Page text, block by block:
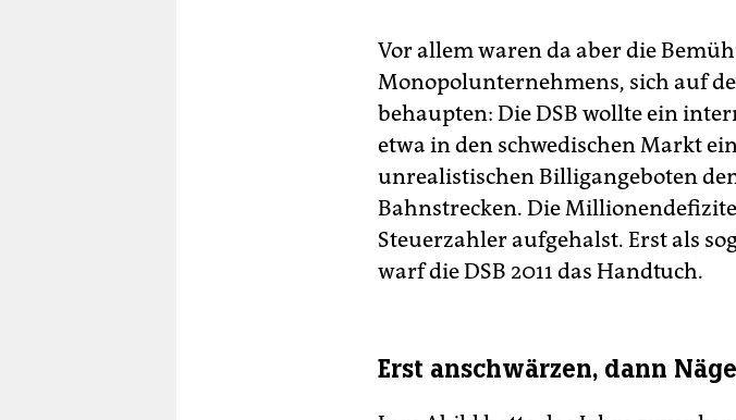
Vor allem waren da aber die
Monopolunternehmens, sich auf
behaupten: Die DSB wollte ein
etwa in den schwedischen Markt
unrealistischen Billigangeboten
Bahnstrecken. Die
Steuerzahler aufgehalst. Erst als
warf die DSB 2011 das Handtuch.
Erst anschwärzen, dann